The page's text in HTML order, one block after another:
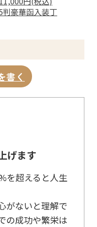
判豪華函入装丁
書く
げます
を超えると人生
がないと理解で
の成功や繁栄は